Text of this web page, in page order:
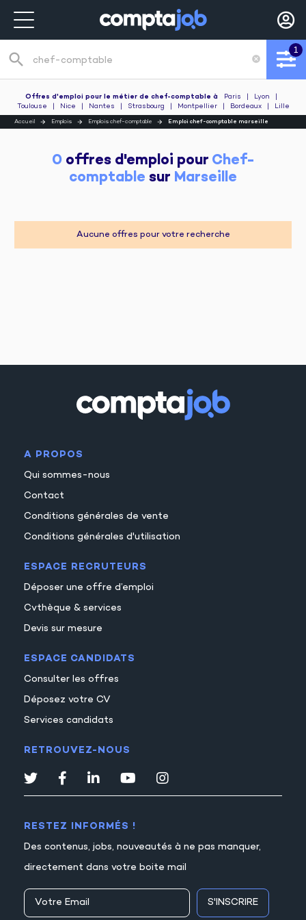
Recherche de poste
search cancel
1
Offres d'emploi pour le métier de chef-comptable à Paris Lyon
Toulouse
Nice Nantes Strasbourg Montpellier Bordeaux Lille
Accueil Emplois Emplois chef-comptable Emploi chef-comptable marseille
0 offres d'emploi pour Chef-
comptable sur Marseille
Aucune offres pour votre recherche
A PROPOS
Qui sommes-nous
Contact
Conditions générales de vente
Conditions générales d'utilisation
ESPACE RECRUTEURS
Déposer une offre d’emploi
Cvthèque & services
Devis sur mesure
ESPACE CANDIDATS
Consulter les offres
Déposez votre CV
Services candidats
RETROUVEZ-NOUS
RESTEZ INFORMÉS !
Des contenus, jobs, nouveautés à ne pas manquer,
directement dans votre boite mail
S'INSCRIRE